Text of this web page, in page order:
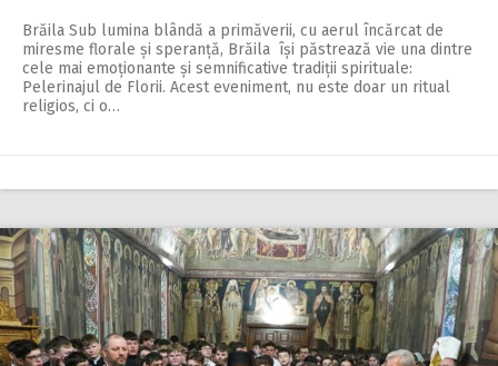
Brăila Sub lumina blândă a primăverii, cu aerul încărcat de
miresme florale și speranță, Brăila își păstrează vie una dintre
cele mai emoționante și semnificative tradiții spirituale:
Pelerinajul de Florii. Acest eveniment, nu este doar un ritual
religios, ci o…